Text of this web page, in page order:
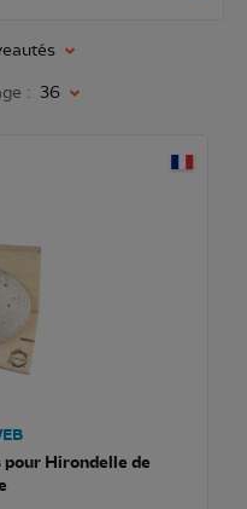
: 36
Hirondelle de